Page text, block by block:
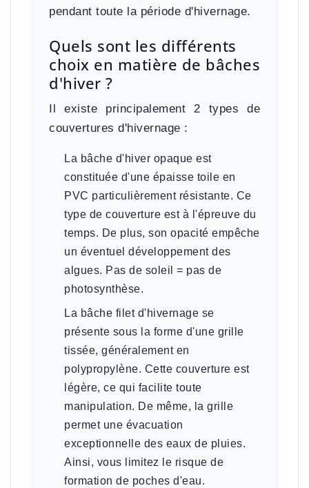
pendant toute la période d'hivernage.
Quels sont les différents
choix en matière de bâches
d'hiver ?
Il existe principalement 2 types de
couvertures d'hivernage :
La bâche d'hiver opaque est
constituée d'une épaisse toile en
PVC particulièrement résistante. Ce
type de couverture est à l'épreuve du
temps. De plus, son opacité empêche
un éventuel développement des
algues. Pas de soleil = pas de
photosynthèse.
La bâche filet d'hivernage se
présente sous la forme d'une grille
tissée, généralement en
polypropylène. Cette couverture est
légère, ce qui facilite toute
manipulation. De même, la grille
permet une évacuation
exceptionnelle des eaux de pluies.
Ainsi, vous limitez le risque de
formation de poches d'eau.